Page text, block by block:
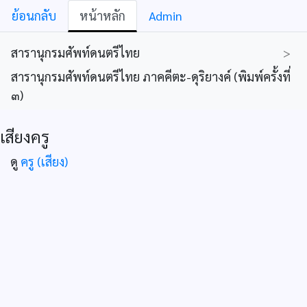
ย้อนกลับ หน้าหลัก Admin
สารานุกรมศัพท์ดนตรีไทย
>
สารานุกรมศัพท์ดนตรีไทย ภาคคีตะ-ดุริยางค์ (พิมพ์ครั้งที่
๓)
เสียงครู
ดู ครู (เสียง)